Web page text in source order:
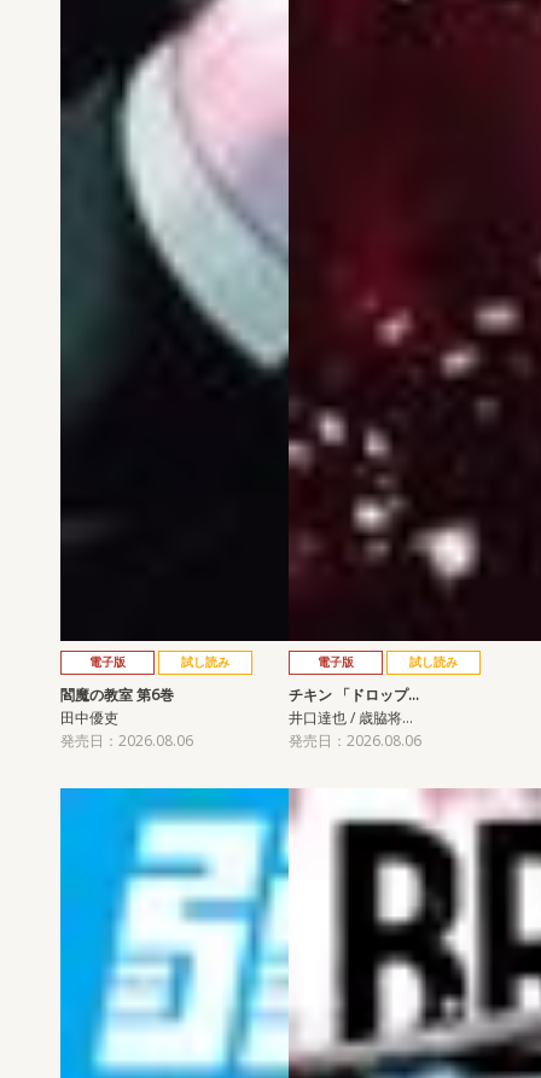
電子版 試し読み
閻魔の教室 第6巻
田中優吏
発売日：2026.08.06
電子版 試し読み
チキン 「ドロップ…
井口達也 / 歳脇将…
発売日：2026.08.06